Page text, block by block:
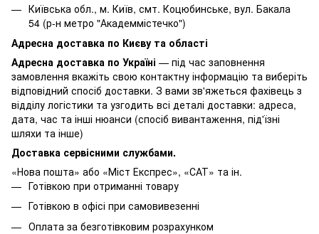
Київська обл., м. Київ, смт. Коцюбинське, вул. Бакала
54 (р-н метро "Академмістечко")
Адресна доставка по Києву та області
Адресна доставка по Україні — під час заповнення
замовлення вкажіть свою контактну інформацію та виберіть
відповідний спосіб доставки. З вами зв'яжеться фахівець з
відділу логістики та узгодить всі деталі доставки: адреса,
дата, час та інші нюанси (спосіб вивантаження, під'їзні
шляхи та інше)
Доставка сервісними службами.
«Нова пошта» або «Міст Експрес», «САТ» та ін.
Готівкою при отриманні товару
Готівкою в офісі при самовивезенні
Оплата за безготівковим розрахунком